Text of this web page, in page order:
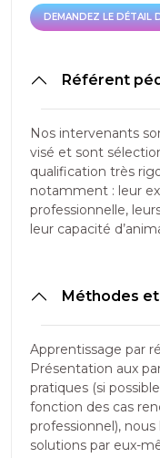
DEMANDEZ LE DÉTAIL
Référent
Nos intervenants
visé et sont
qualification très
notamment : leur
professionnelle,
leur capacité
Méthodes
Apprentissage par
Présentation aux
pratiques (si
fonction des cas
professionnel),
solutions par eux-